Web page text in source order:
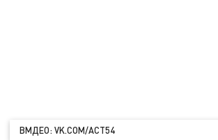
ВМДЕО: VK.COM/ACT54